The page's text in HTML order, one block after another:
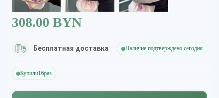
308.00 BYN
Бесплатная доставка Наличие подтверждено сегодня
Купили16раз